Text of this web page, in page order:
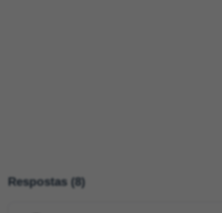
Respostas (8)